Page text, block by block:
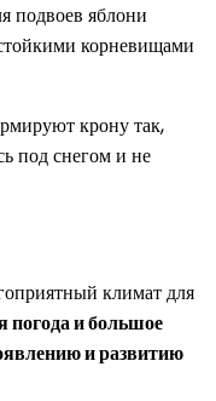
подвоев яблони
корневищами
крону так,
под снегом и не
климат для
погода и большое
и развитию